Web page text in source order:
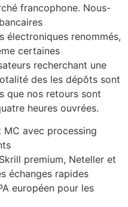
francophone. Nous-
électroniques renommés,
certaines
recherchant une
des les dépôts sont
que nos retours sont
heures ouvrées.
MC avec processing
premium, Neteller et
échanges rapides
européen pour les